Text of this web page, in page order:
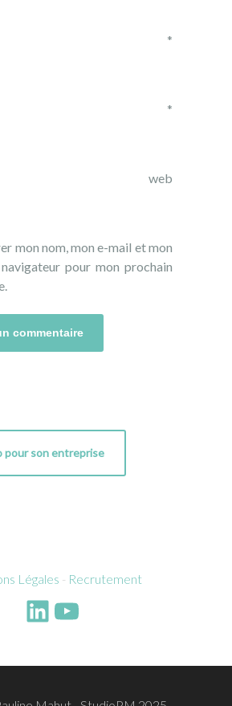
*
mail *
web
mon nom, mon e-mail et mon
pour mon prochain
pour son entreprise
Légales - Recrutement
LinkedIn
YouTube